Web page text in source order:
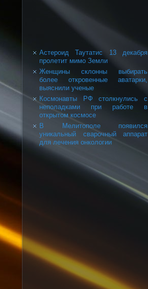
Астероид Таутатис 13 декабря
пролетит мимо Земли
Женщины склонны выбирать
более откровенные аватарки,
выяснили ученые
Космонавты РФ столкнулись с
неполадками при работе в
открытом космосе
В Мелитополе появился
уникальный сварочный аппарат
для лечения онкологии